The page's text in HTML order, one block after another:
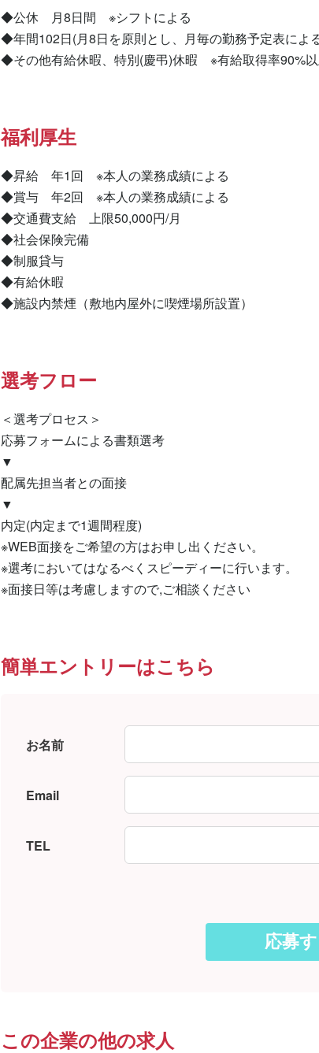
◆公休　月8日間　※シフトによる
◆年間102日(月8日を原則とし、月毎の勤務予定表によ
◆その他有給休暇、特別(慶弔)休暇　※有給取得率90%
福利厚生
◆昇給　年1回　※本人の業務成績による
◆賞与　年2回　※本人の業務成績による
◆交通費支給　上限50,000円/月
◆社会保険完備
◆制服貸与
◆有給休暇
◆施設内禁煙（敷地内屋外に喫煙場所設置）
選考フロー
＜選考プロセス＞
応募フォームによる書類選考
▼
配属先担当者との面接
▼
内定(内定まで1週間程度)
※WEB面接をご希望の方はお申し出ください。
※選考においてはなるべくスピーディーに行います。
※面接日等は考慮しますので,ご相談ください
簡単エントリーはこちら
お名前
Email
TEL
この企業の他の求人